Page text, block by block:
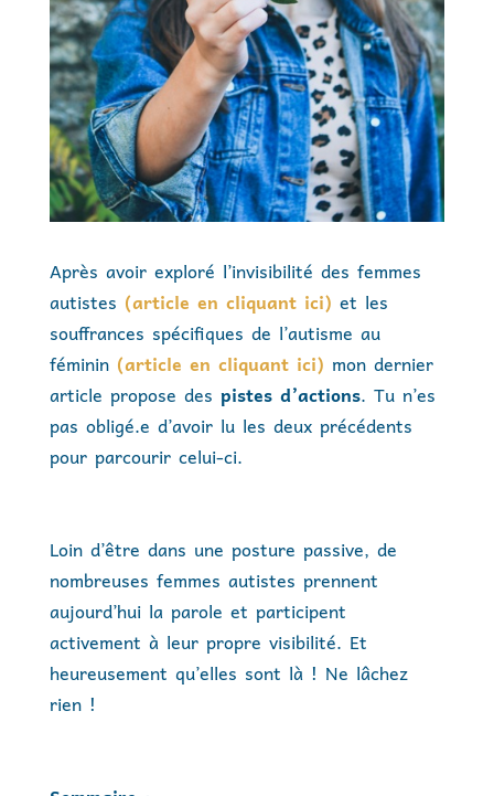
Après avoir exploré l’invisibilité des femmes
autistes (article en cliquant ici) et les
souffrances spécifiques de l’autisme au
féminin (article en cliquant ici) mon dernier
article propose des pistes d’actions. Tu n’es
pas obligé.e d’avoir lu les deux précédents
pour parcourir celui-ci.
Loin d’être dans une posture passive, de
nombreuses femmes autistes prennent
aujourd’hui la parole et participent
activement à leur propre visibilité. Et
heureusement qu’elles sont là ! Ne lâchez
rien !